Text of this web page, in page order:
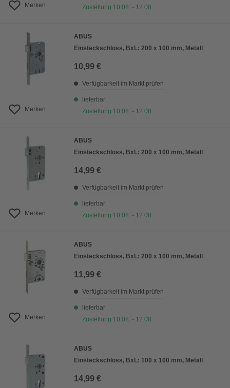
Merken
Zustellung 10.08. - 12.08.
Merken
ABUS
Einsteckschloss, BxL: 200 x 100 mm, Metall
10,99 €
Verfügbarkeit im Markt prüfen
lieferbar
Zustellung 10.08. - 12.08.
Merken
ABUS
Einsteckschloss, BxL: 200 x 100 mm, Metall
14,99 €
Verfügbarkeit im Markt prüfen
lieferbar
Zustellung 10.08. - 12.08.
Merken
ABUS
Einsteckschloss, BxL: 200 x 100 mm, Metall
11,99 €
Verfügbarkeit im Markt prüfen
lieferbar
Zustellung 10.08. - 12.08.
ABUS
Einsteckschloss, BxL: 100 x 100 mm, Metall
14,99 €